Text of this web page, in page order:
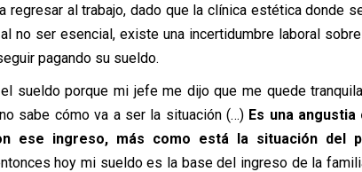
regresar al trabajo, dado que la clínica estética donde
no ser esencial, existe una incertidumbre laboral
pagando su sueldo.
sueldo porque mi jefe me dijo que me quede
sabe cómo va a ser la situación (…) Es una
ese ingreso, más como está la situación del
hoy mi sueldo es la base del ingreso de la